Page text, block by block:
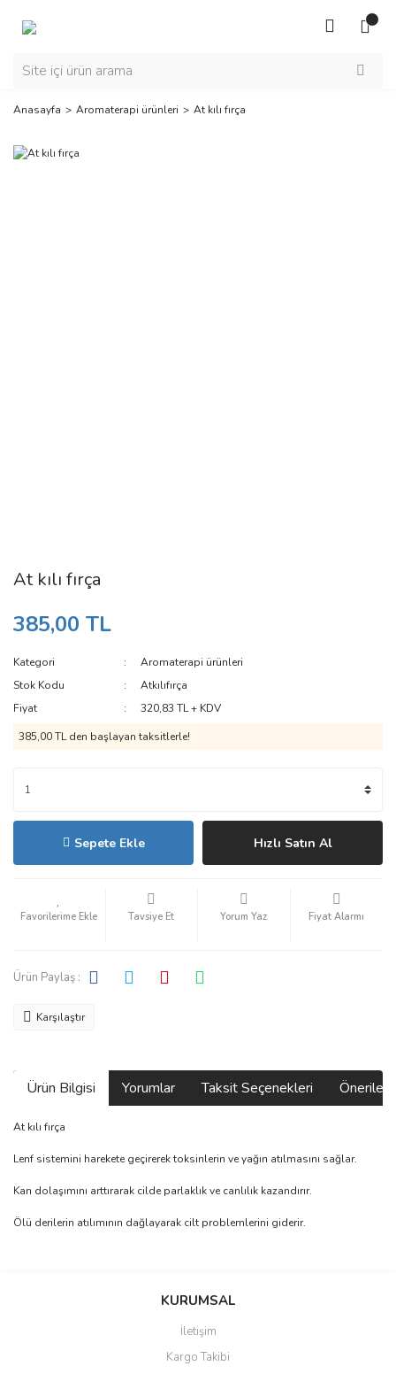
Anasayfa Aromaterapi ürünleri At kılı fırça
At kılı fırça
385,00 TL
Kategori
Aromaterapi ürünleri
Stok Kodu
Atkılıfırça
Fiyat
320,83 TL + KDV
385,00 TL den başlayan taksitlerle!
Sepete Ekle Hızlı Satın Al
Tavsiye Et Yorum Yaz Fiyat Alarmı
Ürün Paylaş :
Karşılaştır
Ürün Bilgisi Yorumlar Taksit Seçenekleri
At kılı fırça
Lenf sistemini harekete geçirerek toksinlerin ve yağın atılmasını sağlar.
Kan dolaşımını arttırarak cilde parlaklık ve canlılık kazandırır.
Ölü derilerin atılımının dağlayarak cilt problemlerini giderir.
Bu ürüne ilk yorumu siz yapın!
Ürün resmi kalitesiz, bozuk veya görüntülenemiyor.
KURUMSAL
İletişim
Kargo Takibi